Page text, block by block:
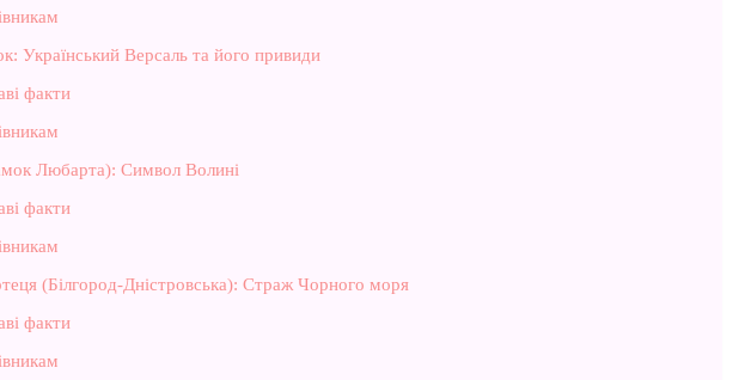
Український Версаль та його привиди
факти
Любарта): Символ Волині
факти
(Білгород-Дністровська): Страж Чорного моря
факти